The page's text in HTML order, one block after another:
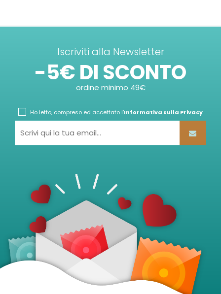
Iscriviti alla Newsletter
-5€ DI SCONTO
ordine minimo 49€
Ho letto, compreso ed accettato l'Informativa sulla Privacy